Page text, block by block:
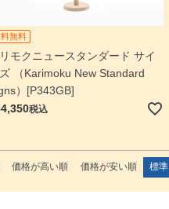
無料
モクニュースタンダード サイ
（Karimoku New Standard
）[P343GB]
税込
価格が高い順 価格が安い順 標準